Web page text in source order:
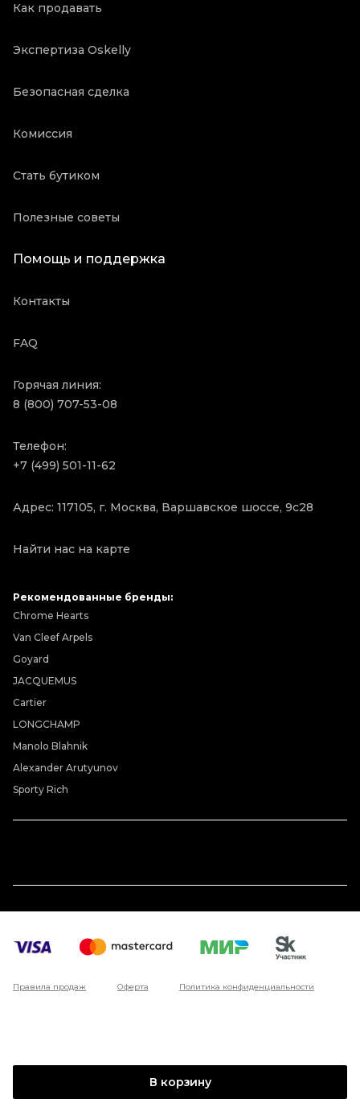
В корзину
Как продавать
Экспертиза Oskelly
Безопасная сделка
Комиссия
Стать бутиком
Полезные советы
Помощь и поддержка
Контакты
FAQ
Горячая линия:
8 (800) 707-53-08
Телефон:
+7 (499) 501-11-62
Адрес: 117105, г. Москва, Варшавское шоссе, 9с28
Найти нас на карте
Рекомендованные бренды:
Chrome Hearts
Van Cleef Arpels
Goyard
JACQUEMUS
Cartier
LONGCHAMP
Manolo Blahnik
Alexander Arutyunov
Sporty Rich
Правила продаж Оферта Политика конфиденциальности